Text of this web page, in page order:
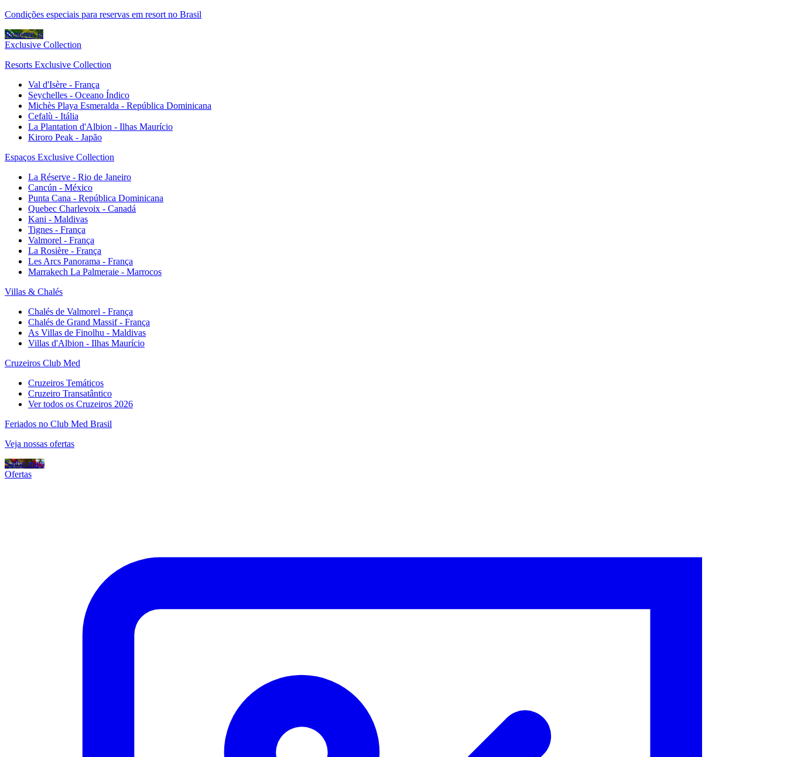
Condições especiais para reservas em resort no Brasil
Reserve já
Exclusive Collection
Resorts Exclusive Collection
Val d'Isère - França
Seychelles - Oceano Índico
Michès Playa Esmeralda - República Dominicana
Cefalù - Itália
La Plantation d'Albion - Ilhas Maurício
Kiroro Peak - Japão
Espaços Exclusive Collection
La Réserve - Rio de Janeiro
Cancún - México
Punta Cana - República Dominicana
Quebec Charlevoix - Canadá
Kani - Maldivas
Tignes - França
Valmorel - França
La Rosière - França
Les Arcs Panorama - França
Marrakech La Palmeraie - Marrocos
Villas & Chalés
Chalés de Valmorel - França
Chalés de Grand Massif - França
As Villas de Finolhu - Maldivas
Villas d'Albion - Ilhas Maurício
Cruzeiros Club Med
Cruzeiros Temáticos
Cruzeiro Transatântico
Ver todos os Cruzeiros 2026
Feriados no Club Med Brasil
Veja nossas ofertas
Saiba mais
Ofertas